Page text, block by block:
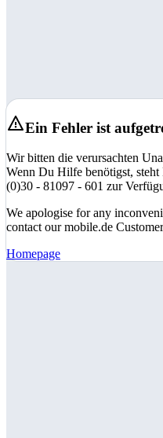
Ein Fehler ist
Wir bitten die verursachten
Wenn Du Hilfe benötigst,
(0)30 - 81097 - 601 zur
We apologise for any
contact our mobile.de
Homepage